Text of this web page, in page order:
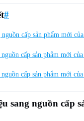
#
cấp sản phẩm mới
cấp sản phẩm mới
cấp sản phẩm mới
sang nguồn cấp